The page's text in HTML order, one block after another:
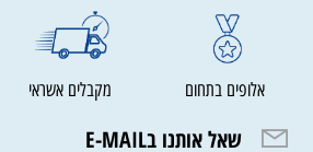
אלופים בתחום מקבלים אשראי
שאל אותנו בE-MAIL